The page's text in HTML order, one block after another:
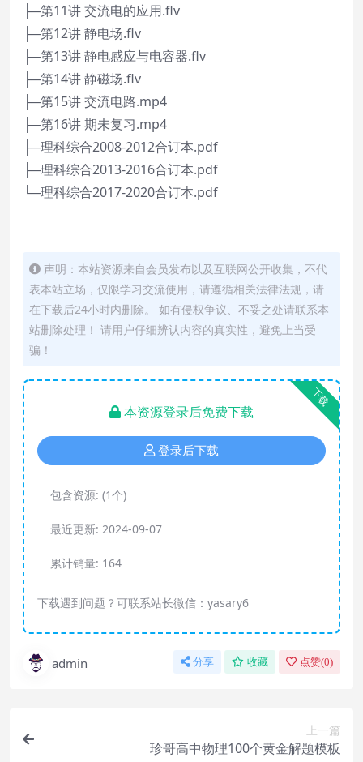
├─第11讲 交流电的应用.flv
├─第12讲 静电场.flv
├─第13讲 静电感应与电容器.flv
├─第14讲 静磁场.flv
├─第15讲 交流电路.mp4
├─第16讲 期未复习.mp4
├─理科综合2008-2012合订本.pdf
├─理科综合2013-2016合订本.pdf
└─理科综合2017-2020合订本.pdf
声明：本站资源来自会员发布以及互联网公开收集，不代
表本站立场，仅限学习交流使用，请遵循相关法律法规，请
在下载后24小时内删除。 如有侵权争议、不妥之处请联系本
站删除处理！ 请用户仔细辨认内容的真实性，避免上当受
骗！
下载
本资源登录后免费下载
登录后下载
包含资源: (1个)
最近更新: 2024-09-07
累计销量: 164
下载遇到问题？可联系站长微信：yasary6
admin 分享 收藏 点赞(0)
上一篇
珍哥高中物理100个黄金解题模板